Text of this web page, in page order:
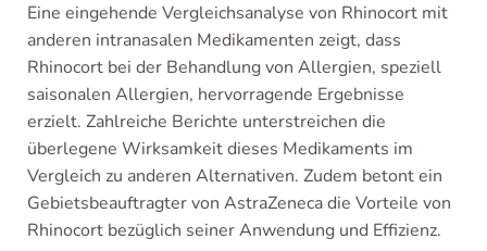
Eine eingehende Vergleichsanalyse von Rhinocort mit
anderen intranasalen Medikamenten zeigt, dass
Rhinocort bei der Behandlung von Allergien, speziell
saisonalen Allergien, hervorragende Ergebnisse
erzielt. Zahlreiche Berichte unterstreichen die
überlegene Wirksamkeit dieses Medikaments im
Vergleich zu anderen Alternativen. Zudem betont ein
Gebietsbeauftragter von AstraZeneca die Vorteile von
Rhinocort bezüglich seiner Anwendung und Effizienz.